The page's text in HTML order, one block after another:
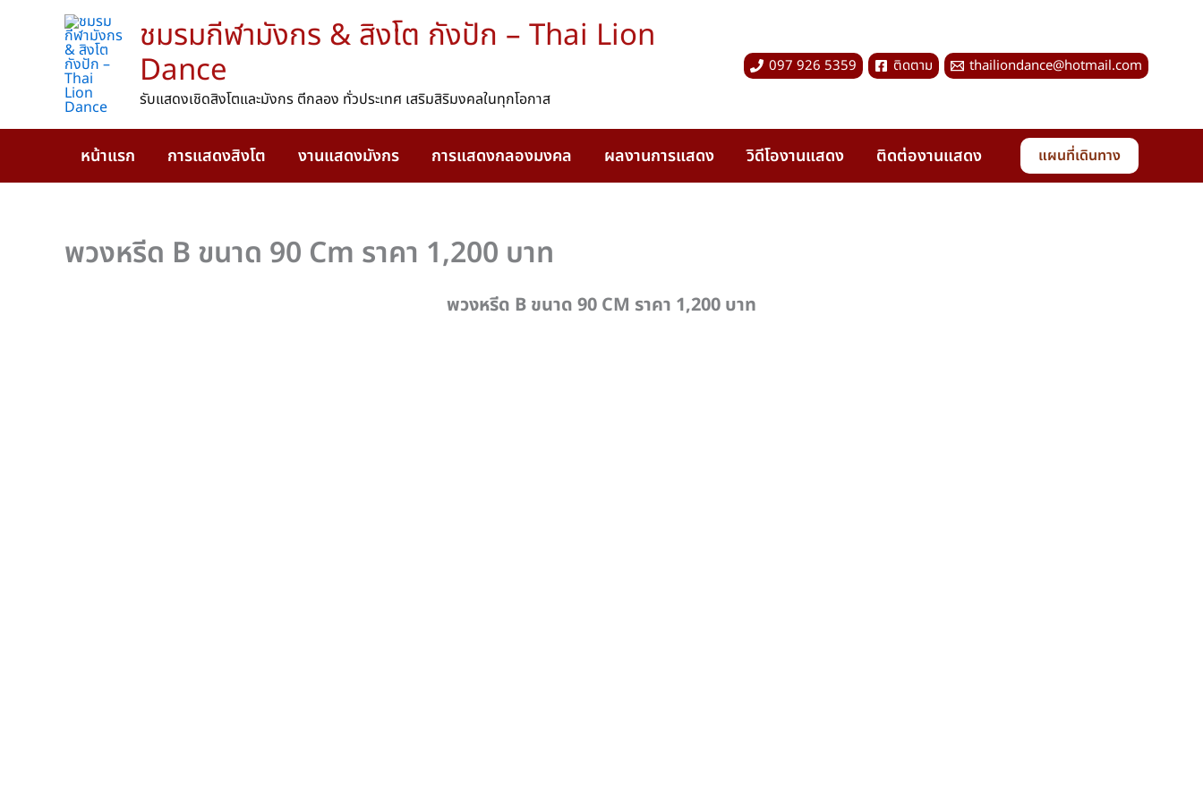
ชมรมกีฬามังกร & สิงโต กังปัก – Thai Lion
Dance
รับแสดงเชิดสิงโตและมังกร ตีกลอง ทั่วประเทศ เสริมสิริมงคลในทุกโอกาส
097 926 5359 ติดตาม thailiondance@hotmail.com
หน้าแรก การแสดงสิงโต งานแสดงมังกร การแสดงกลองมงคล ผลงานการแสดง วิดีโองานแสดง ติดต่องานแสดง แผนที่เดินทาง
พวงหรีด B ขนาด 90 Cm ราคา 1,200 บาท
พวงหรีด B ขนาด 90 CM ราคา 1,200 บาท